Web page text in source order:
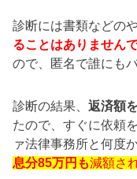
診断には書類などの
ることはありませんで
ので、匿名で誰にも
診断の結果、 返済額
たので、すぐに依頼
ァ法律事務所と何度
息分85万円も減額さ